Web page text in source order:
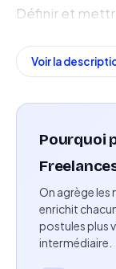
Définir et
les objectifs
chaque
Utiliser des
contenu tels
Illustrator,
Optimiser la
Voir la
Pourquoi
On agrège les
enrichit
postules plus
intermédiaire.